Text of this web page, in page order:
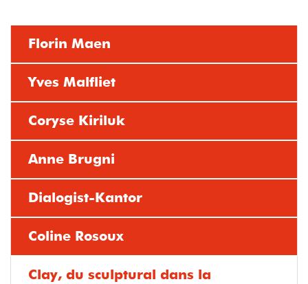
Florin Maen
Yves Malfliet
Coryse Kiriluk
Anne Brugni
Dialogist-Kantor
Coline Rosoux
Clay, du sculptural dans la